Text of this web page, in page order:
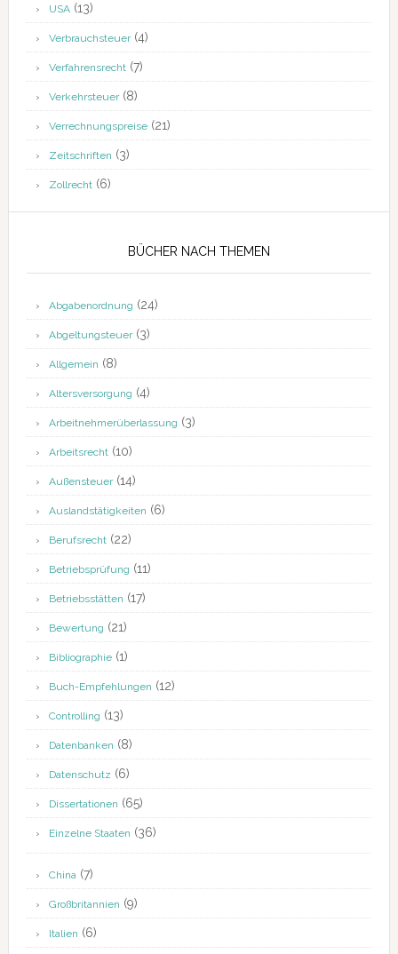
USA(13)
Verbrauchsteuer(4)
Verfahrensrecht(7)
Verkehrsteuer(8)
Verrechnungspreise(21)
Zeitschriften (3)
Zollrecht(6)
BÜCHER NACH THEMEN
Abgabenordnung (24)
Abgeltungsteuer(3)
Allgemein (8)
Altersversorgung (4)
Arbeitnehmerüberlassung (3)
Arbeitsrecht(10)
Außensteuer(14)
Auslandstätigkeiten (6)
Berufsrecht(22)
Betriebsprüfung (11)
Betriebsstätten (17)
Bewertung (21)
Bibliographie(1)
Buch-Empfehlungen (12)
Controlling (13)
Datenbanken (8)
Datenschutz (6)
Dissertationen (65)
Einzelne Staaten (36)
China(7)
Großbritannien (9)
Italien (6)